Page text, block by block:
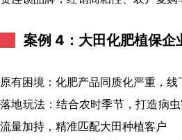
案例 4：大田化肥植保
原有困境：化肥产品同质化严重，
落地玩法：结合农时季节，打造病
流量加持，精准匹配大田种植客户